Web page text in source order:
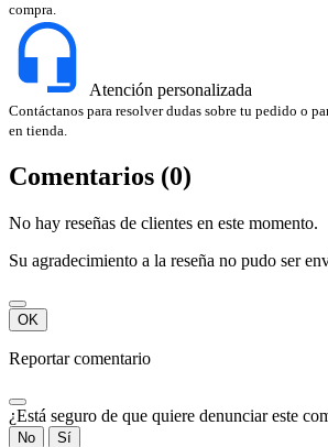
compra.
Atención personalizada
Contáctanos para resolver dudas sobre tu pedido o
en tienda.
Comentarios (0)
No hay reseñas de clientes en este momento.
Su agradecimiento a la reseña no pudo ser
OK
Reportar comentario
¿Está seguro de que quiere denunciar este
No Sí